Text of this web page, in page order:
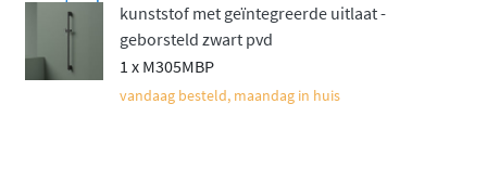
kunststof met geïntegreerde uitlaat -
geborsteld zwart pvd
1 x M305MBP
vandaag besteld, maandag in huis